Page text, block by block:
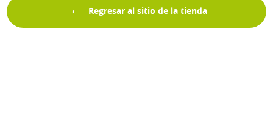
Regresar al sitio de la tienda